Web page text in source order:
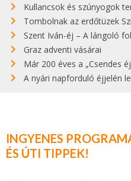
Kullancsok és szúnyogok
Tombolnak az erdőtüzek
Szent Iván-éj – A lángoló
Graz adventi vásárai
Már 200 éves a „Csendes
A nyári napforduló éjjelén
INGYENES
ÉS ÚTI TIPPEK!